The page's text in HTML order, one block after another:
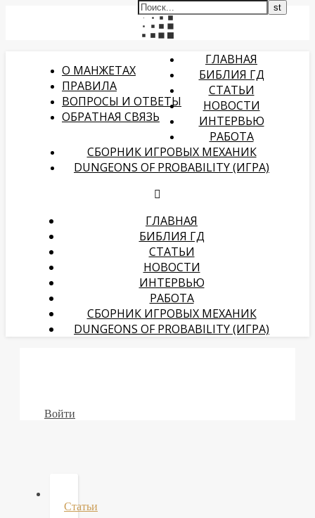
О МАНЖЕТАХ
ПРАВИЛА
ВОПРОСЫ И ОТВЕТЫ
ОБРАТНАЯ СВЯЗЬ
ГЛАВНАЯ
БИБЛИЯ ГД
СТАТЬИ
НОВОСТИ
ИНТЕРВЬЮ
РАБОТА
СБОРНИК ИГРОВЫХ МЕХАНИК
DUNGEONS OF PROBABILITY (ИГРА)
ГЛАВНАЯ
БИБЛИЯ ГД
СТАТЬИ
НОВОСТИ
ИНТЕРВЬЮ
РАБОТА
СБОРНИК ИГРОВЫХ МЕХАНИК
DUNGEONS OF PROBABILITY (ИГРА)
Войти
Статьи